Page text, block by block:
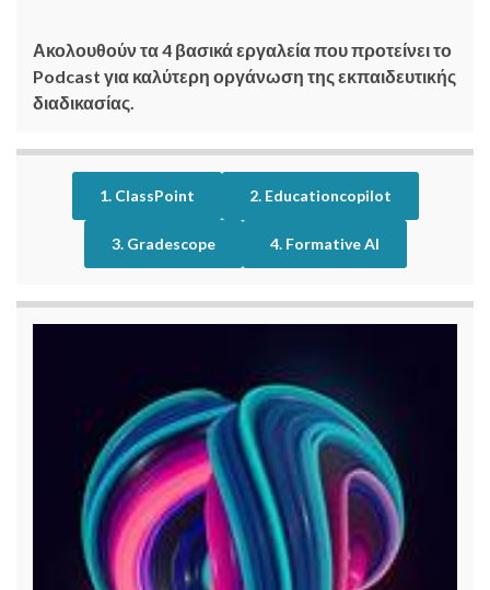
Ακολουθούν τα 4 βασικά εργαλεία που προτείνει το
Podcast για καλύτερη οργάνωση της εκπαιδευτικής
διαδικασίας.
1. ClassPoint 2. Educationcopilot
3. Gradescope 4. Formative AI